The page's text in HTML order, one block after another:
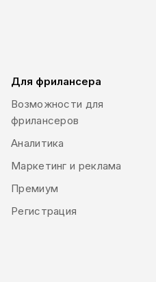
Для фрилансера
Возможности для
фрилансеров
Аналитика
Маркетинг и реклама
Премиум
Регистрация